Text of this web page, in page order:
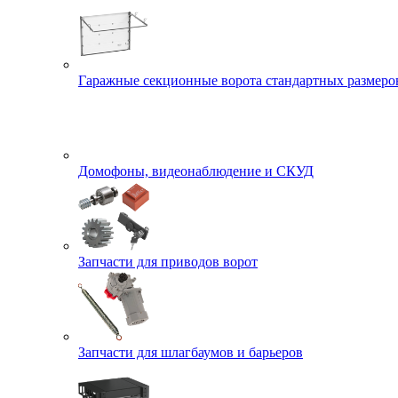
Гаражные секционные ворота стандартных
Домофоны, видеонаблюдение и СКУД
Запчасти для приводов ворот
Запчасти для шлагбаумов и барьеров